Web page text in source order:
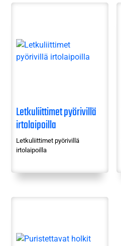
Letkuliittimet pyörivillä
irtolaipoilla
Letkuliittimet pyörivillä
irtolaipoilla